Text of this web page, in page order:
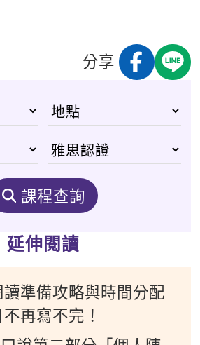
分享
課程查詢
延伸閱讀
準備攻略與時間分配
再寫不完！